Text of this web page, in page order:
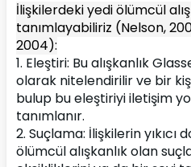
İlişkilerdeki yedi ölümcül
tanımlayabiliriz (Nelson,
2004):
1. Eleştiri: Bu alışkanlık
olarak nitelendirilir ve bir
bulup bu eleştiriyi iletişim
tanımlanır.
2. Suçlama: İlişkilerin yıkıcı
ölümcül alışkanlık olan